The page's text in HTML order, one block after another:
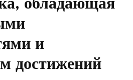
обладающая
и
достижений